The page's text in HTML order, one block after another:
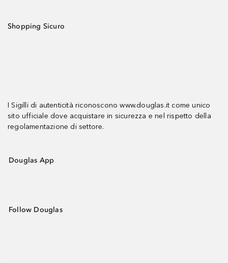
Shopping Sicuro
I Sigilli di autenticità riconoscono www.douglas.it come unico
sito ufficiale dove acquistare in sicurezza e nel rispetto della
regolamentazione di settore.
Douglas App
Follow Douglas